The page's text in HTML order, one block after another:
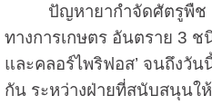
ปัญหายากำจัดศัตรูพืช
ทางการเกษตร อันตราย 3 ช
และคลอร์ไพริฟอส’ จนถึงวัน
กัน ระหว่างฝ่ายที่สนับสนุนใ